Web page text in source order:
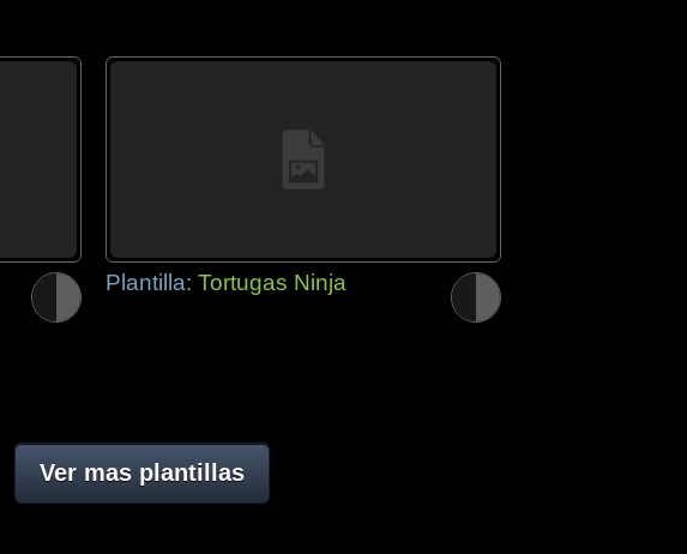
Plantilla: Tortugas Ninja
Ver mas plantillas